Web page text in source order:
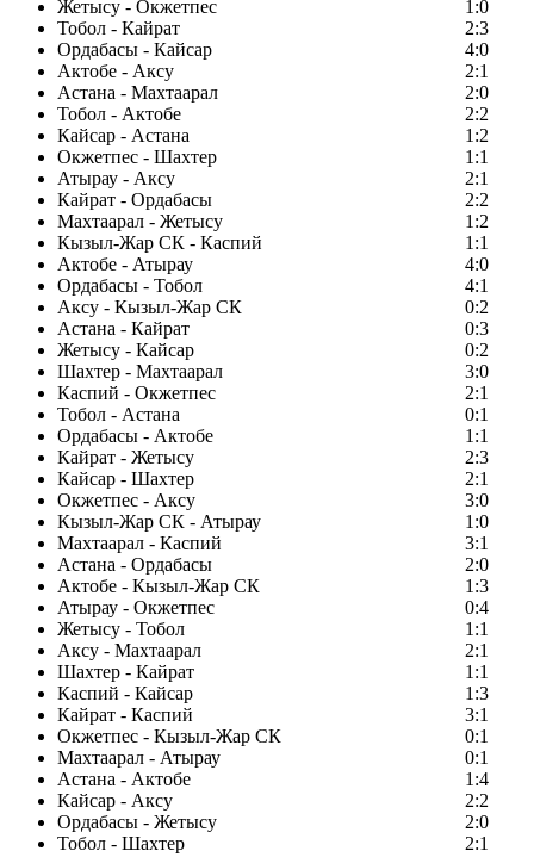
Жетысу - Окжетпес
1:0
Тобол - Кайрат
2:3
Ордабасы - Кайсар
4:0
Актобе - Аксу
2:1
Астана - Махтаарал
2:0
Тобол - Актобе
2:2
Кайсар - Астана
1:2
Окжетпес - Шахтер
1:1
Атырау - Аксу
2:1
Кайрат - Ордабасы
2:2
Махтаарал - Жетысу
1:2
Кызыл-Жар СК - Каспий
1:1
Актобе - Атырау
4:0
Ордабасы - Тобол
4:1
Аксу - Кызыл-Жар СК
0:2
Астана - Кайрат
0:3
Жетысу - Кайсар
0:2
Шахтер - Махтаарал
3:0
Каспий - Окжетпес
2:1
Тобол - Астана
0:1
Ордабасы - Актобе
1:1
Кайрат - Жетысу
2:3
Кайсар - Шахтер
2:1
Окжетпес - Аксу
3:0
Кызыл-Жар СК - Атырау
1:0
Махтаарал - Каспий
3:1
Астана - Ордабасы
2:0
Актобе - Кызыл-Жар СК
1:3
Атырау - Окжетпес
0:4
Жетысу - Тобол
1:1
Аксу - Махтаарал
2:1
Шахтер - Кайрат
1:1
Каспий - Кайсар
1:3
Кайрат - Каспий
3:1
Окжетпес - Кызыл-Жар СК
0:1
Махтаарал - Атырау
0:1
Астана - Актобе
1:4
Кайсар - Аксу
2:2
Ордабасы - Жетысу
2:0
Тобол - Шахтер
2:1